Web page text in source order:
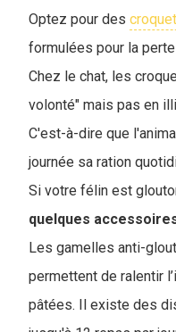
Optez pour des
formulées pour la
Chez le chat, les
volonté" mais pas en
C'est-à-dire que
journée sa ration
Si votre félin est
quelques
Les gamelles anti-
permettent de ralentir
pâtées. Il existe des